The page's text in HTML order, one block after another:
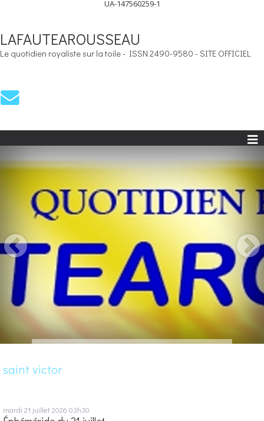
UA-147560259-1
LAFAUTEAROUSSEAU
Le quotidien royaliste sur la toile - ISSN 2490-9580 - SITE OFFICIEL
saint victor
mardi 21 juillet 2026 03h30